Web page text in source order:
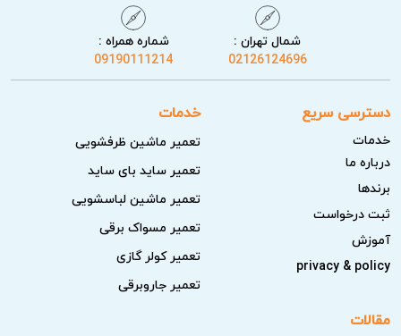
شمال تهران :
02126124696
شماره همراه :
09190111214
دسترسی سریع
خدمات
درباره ما
برندها
ثبت درخواست
آموزش
privacy & policy
خدمات
تعمیر ماشین ظرفشویی
تعمیر ساید بای ساید
تعمیر ماشین لباسشویی
تعمیر مسواک برقی
تعمیر کولر گازی
تعمیر جاروبرقی
مقالات